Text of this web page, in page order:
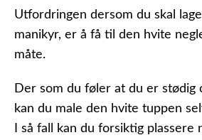
Utfordringen dersom du skal
manikyr, er å få til den hvite
måte.
Der som du føler at du er stødig
kan du male den hvite tuppen
I så fall kan du forsiktig